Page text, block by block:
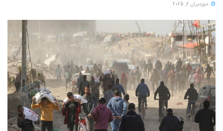
حوزه‌یران 6, 2025